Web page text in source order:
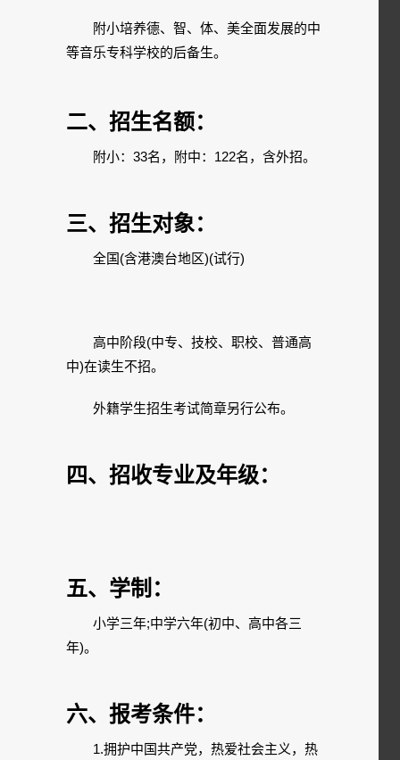
附小培养德、智、体、美全面发展的中
等音乐专科学校的后备生。
二、招生名额：
附小：33名，附中：122名，含外招。
三、招生对象：
全国(含港澳台地区)(试行)
高中阶段(中专、技校、职校、普通高
中)在读生不招。
外籍学生招生考试简章另行公布。
四、招收专业及年级：
五、学制：
小学三年;中学六年(初中、高中各三
年)。
六、报考条件：
1.拥护中国共产党，热爱社会主义，热